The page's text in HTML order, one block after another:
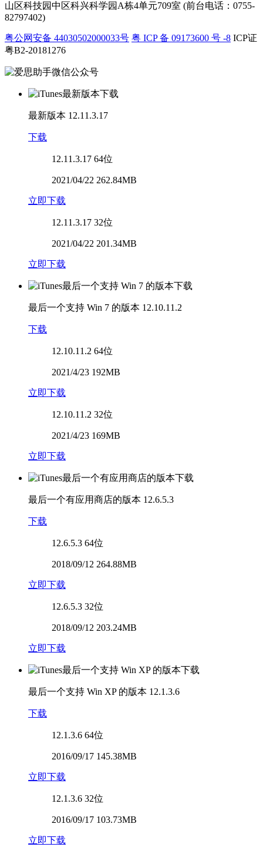
山区科技园中区科兴科学园A栋4单元709室 (前台电话：0755-
82797402)
粤公网安备 44030502000033号 粤 ICP 备 09173600 号 -8 ICP证
粤B2-20181276
最新版本 12.11.3.17
下载
12.11.3.17 64位
2021/04/22 262.84MB
立即下载
12.11.3.17 32位
2021/04/22 201.34MB
立即下载
最后一个支持 Win 7 的版本 12.10.11.2
下载
12.10.11.2 64位
2021/4/23 192MB
立即下载
12.10.11.2 32位
2021/4/23 169MB
立即下载
最后一个有应用商店的版本 12.6.5.3
下载
12.6.5.3 64位
2018/09/12 264.88MB
立即下载
12.6.5.3 32位
2018/09/12 203.24MB
立即下载
最后一个支持 Win XP 的版本 12.1.3.6
下载
12.1.3.6 64位
2016/09/17 145.38MB
立即下载
12.1.3.6 32位
2016/09/17 103.73MB
立即下载